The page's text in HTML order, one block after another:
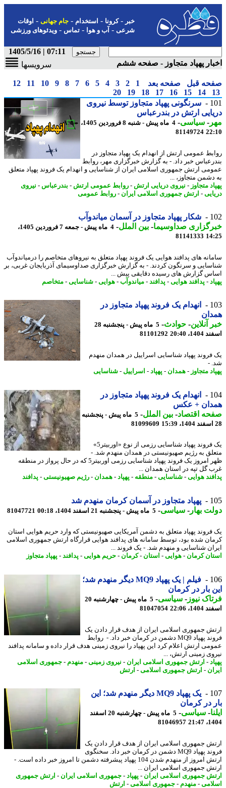
-کرونا-استخدام- جام جهانی-اوقات
شرعی-آب و هوا-تماس-ویدئوهای ورزشی
07:11 | 1405/5/16
پهپاد متجاوز - صفحه ششم
سرویسها
قبل صفحه بعد 1
2
3
4
5
6
7
8
9
10
11
12
14
15
16
17
18
19
20
سرنگونی پهپاد متجاوز توسط نیروی
ارتش در بندرعباس
-سیاسی-
4 ماه پیش - شنبه 8 فروردین 1405،
81149724
عمومی ارتش از انهدام یک پهپاد متجاوز در
خبر داد. - به گزارش خبرگزاری مهر، روابط
ارتش جمهوری اسلامی ایران از شناسایی و انهدام یک فروند پهپاد متعلق
متجاوز، ...
متجاوز-نیروی دریایی ارتش -روابط عمومی ارتش -بندرعباس-نیروی
-ارتش جمهوری اسلامی ایران - روابط عمومی
شکار پهپاد متجاوز در آسمان میاندوآب
صداوسیما-بین الملل-
4 ماه پیش - جمعه 7 فروردین 1405،
81141333
های پدافند هوایی یک فروند پهپاد متعلق به نیروهای متخاصم را درمیاندوآب
و سرنگون کردند. - به گزارش خبرگزاری صداوسیمای آذربایجان غربی، بر
گزارش های رسیده دقایقی پیش ...
-پدافند هوایی- پدافند-میاندوآب- هوایی- شناسایی-متخاصم
انهدام یک فروند پهپاد متجاوز در
آنلاین-حوادث -
5 ماه پیش - پنجشنبه 28
20:40
81101292
پهپاد شناسایی اسراییل در همدان منهدم
-
متجاوز-همدان- پهپاد -اسراییل -شناسایی
انهدام یک فروند پهپاد متجاوز در
+ عکس
اقتصاد-بین الملل-
5 ماه پیش - پنجشنبه
81099609
یک فروند پهپاد شناسایی رزمی از نوع «اوربیتر5»
به رژیم صهیونیستی در همدان منهدم شد. -
ظهر امروز یک فروند پهپاد شناسایی رزمی اوربیتر5 که در حال پرواز در منطقه
گل تپه در استان همدان ...
هوایی- شناسایی-منطقه-پهپاد -همدان- رژیم صهیونیستی-پدافند
پهپاد متجاوز در آسمان کرمان منهدم شد
بهار -سیاسی-5 ماه پیش - پنجشنبه 21 اسفند 1404، 00:18 81047721
پهپاد متعلق به دشمن آمریکایی صهیونیستی که وارد حریم هوایی استان
شده بود، توسط سامانه های پدافند هوایی قرارگاه ارتش جمهوری اسلامی
شناسایی و منهدم شد. - یک فروند ...
کرمان -هوایی- استان-کرمان -حریم هوایی- پدافند-پهپاد متجاوز
فیلم | یک پهپاد MQ9 دیگر منهدم شد؛
بار در کرمان
نیوز-سیاسی-
5 ماه پیش - چهارشنبه 20
22:06
81047054
جمهوری اسلامی ایران از هدف قرار دادن یک
فروند پهپاد MQ9 دشمن در کرمان خبر داد. - روابط
ارتش اعلام کرد این پهپاد را نیروی زمینی هدف قرار داده و سامانه پدافند
زمینی ارتش، ...
-ارتش جمهوری اسلامی ایران - نیروی زمینی-منهدم-جمهوری اسلامی
- ارتش جمهوری اسلامی-ارتش
یک پهپاد MQ9 دیگر منهدم شد؛ این
در کرمان
-سیاسی-
5 ماه پیش - چهارشنبه 20 اسفند
81046957
جمهوری اسلامی ایران از هدف قرار دادن یک
فروند پهپاد MQ9 دشمن در کرمان خبر داد. سخنگوی
ارتش امروز از منهدم شدن 104 پهپاد پیشرفته دشمن تا امروز خبر داده است. -
جمهوری اسلامی ایران ...
جمهوری اسلامی ایران - پهپاد -جمهوری اسلامی ایران -
ارتش جمهوری
-منهدم-جمهوری اسلامی-ارتش